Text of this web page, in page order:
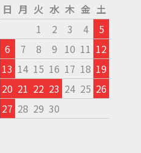
日 月 火 水 木 金 土
1
2 3 4
5
6
7 8 9 10 11 12
13 14 15 16 17 18 19
20 21 22 23 24 25 26
27 28 29 30